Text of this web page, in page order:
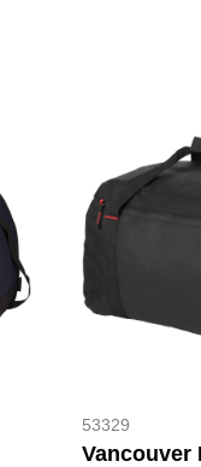
53329
Vancouver